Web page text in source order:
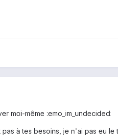
moi-même :emo_im_undecided:
à tes besoins, je n'ai pas eu le